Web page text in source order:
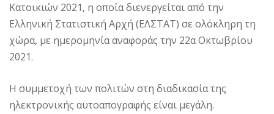
Κατοικιών 2021, η οποία διενεργείται από την
Ελληνική Στατιστική Αρχή (ΕΛΣΤΑΤ) σε ολόκληρη τη
χώρα, με ημερομηνία αναφοράς την 22α Οκτωβρίου
2021.
Η συμμετοχή των πολιτών στη διαδικασία της
ηλεκτρονικής αυτοαπογραφής είναι μεγάλη.